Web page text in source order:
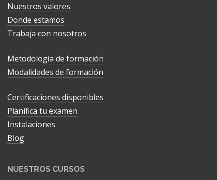
Nuestros valores
Donde estamos
Trabaja con nosotros
Metodología de formación
Modalidades de formación
Certificaciones disponibles
Planifica tu examen
Instalaciones
Blog
NUESTROS CURSOS